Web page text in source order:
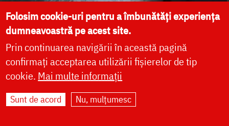
Folosim cookie-uri pentru a îmbunătăți experiența
dumneavoastră pe acest site.
Prin continuarea navigării în această pagină
confirmați acceptarea utilizării fișierelor de tip
cookie. Mai multe informații
Sunt de acord Nu, mulțumesc